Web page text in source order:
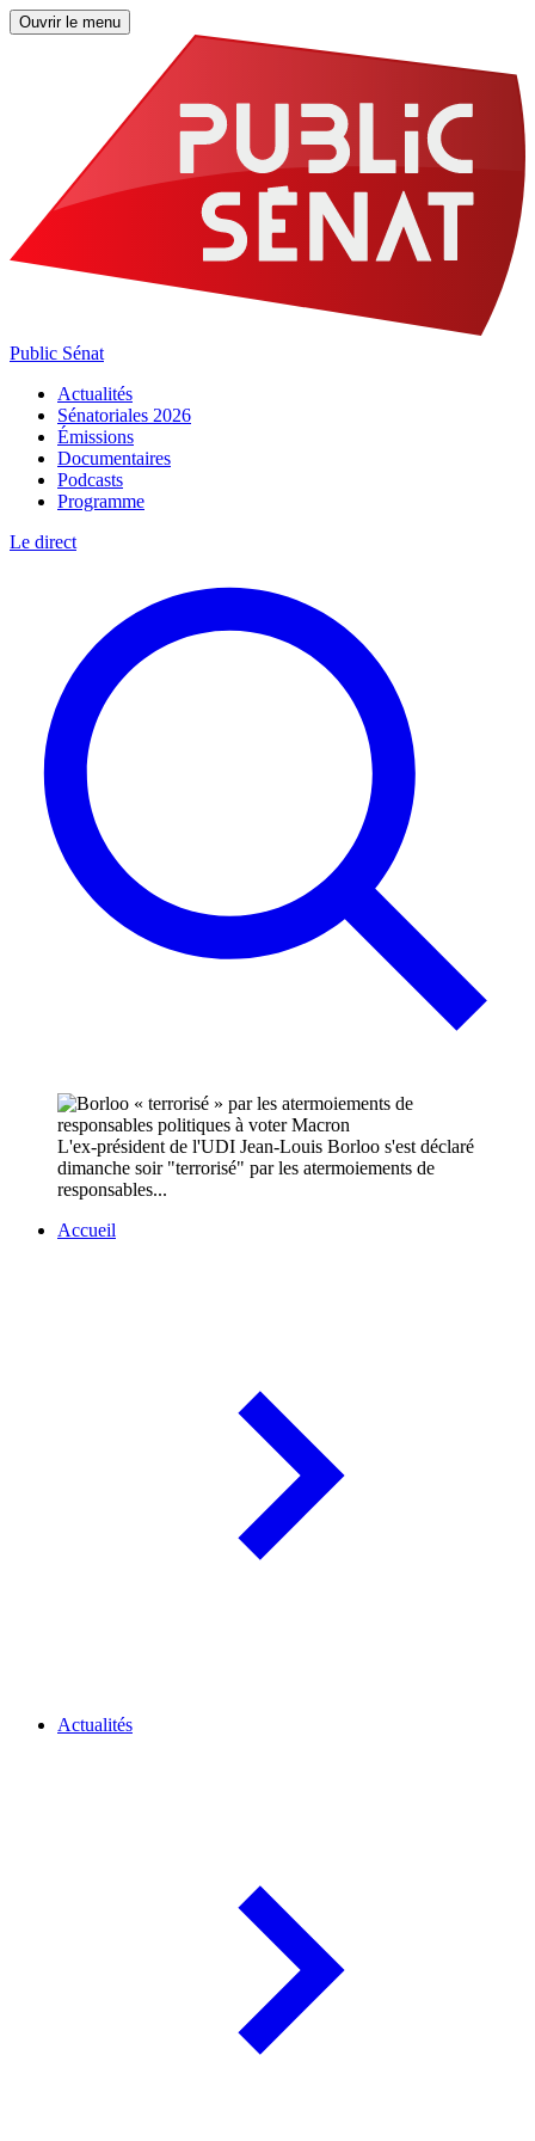
Ouvrir le menu
Public Sénat
Actualités
Sénatoriales 2026
Émissions
Documentaires
Podcasts
Programme
Le direct
L'ex-président de l'UDI Jean-Louis Borloo s'est déclaré
dimanche soir "terrorisé" par les atermoiements de
responsables...
Accueil
Actualités